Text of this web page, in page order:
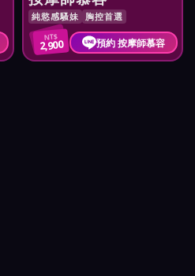
純慾感騷妹 胸控首選
NT$
2,900 預約 按摩師慕容